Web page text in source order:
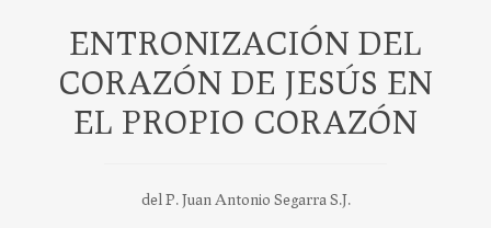
ENTRONIZACIÓN DEL
CORAZÓN DE JESÚS EN
EL PROPIO CORAZÓN
del P. Juan Antonio Segarra S.J.